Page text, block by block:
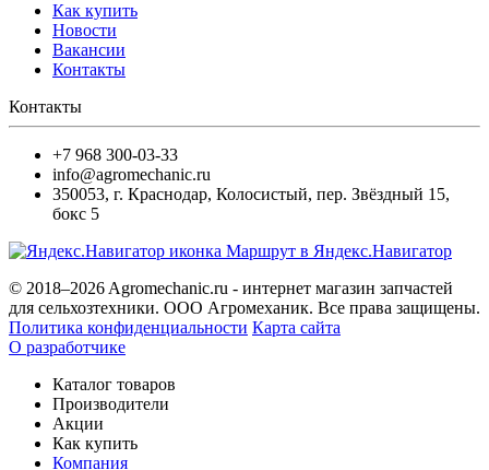
Как купить
Новости
Вакансии
Контакты
Контакты
+7 968 300-03-33
info@agromechanic.ru
350053, г. Краснодар, Колосистый, пер. Звёздный 15,
бокс 5
Маршрут в Яндекс.Навигатор
© 2018–2026 Agromechanic.ru - интернет магазин запчастей
для сельхозтехники. ООО Агромеханик. Все права защищены.
Политика конфиденциальности Карта сайта
О разработчике
Каталог товаров
Производители
Акции
Как купить
Компания